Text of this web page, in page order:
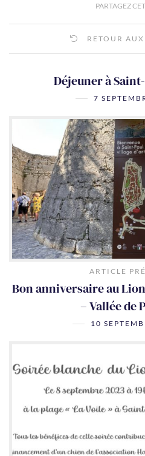
PARTAGEZ
RETOUR
Déjeuner à
7
ARTICLE
Bon anniversaire au
– Vallée de
10